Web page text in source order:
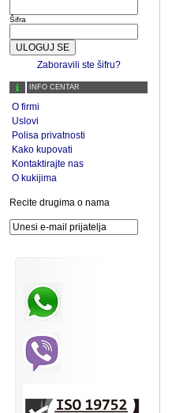
Šifra
Zaboravili ste šifru?
INFO CENTAR
O firmi
Uslovi
Polisa privatnosti
Kako kupovati
Kontaktirajte nas
O kukijima
Recite drugima o nama